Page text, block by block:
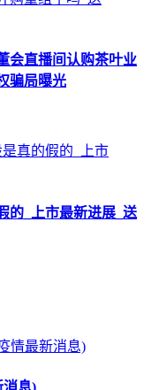
会直播间认购茶叶业
骗局曝光
的_上市最新进展_送
消息)